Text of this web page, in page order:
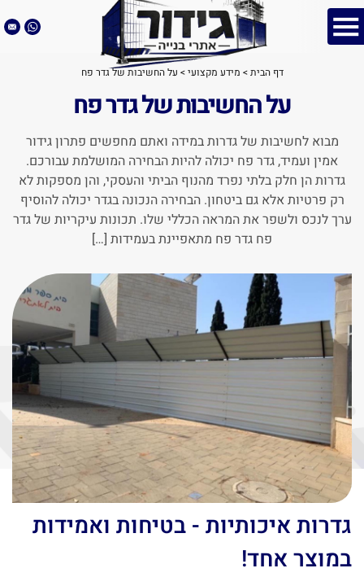
דף הבית> מידע מקצועי> על החשיבות של גדר פח
על החשיבות של גדר פח
מבוא לחשיבות של גדרות במידה ואתם מחפשים פתרון גידור
אמין ועמיד, גדר פח יכולה להיות הבחירה המושלמת עבורכם.
גדרות הן חלק בלתי נפרד מהנוף הביתי והעסקי, והן מספקות לא
רק פרטיות אלא גם ביטחון. הבחירה הנכונה בגדר יכולה להוסיף
ערך לנכס ולשפר את המראה הכללי שלו. תכונות עיקריות של גדר
פח גדר פח מתאפיינת בעמידות […]
גדרות איכותיות - בטיחות ואמידות
במוצר אחד!